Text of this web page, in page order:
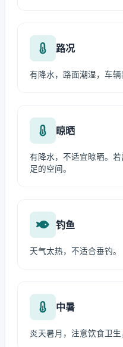
路况
有降水，路面潮湿，车辆
晾晒
有降水，不适宜晾晒。
足的空间。
钓鱼
天气太热，不适合垂钓。
中暑
炎天暑月，注意饮食卫生